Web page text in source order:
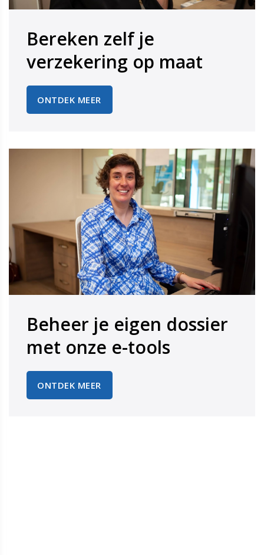
Bereken zelf je
​​​​​​​verzekering op maat
ONTDEK MEER
Beheer je eigen dossier
​​​​​​​met onze e-tools
ONTDEK MEER